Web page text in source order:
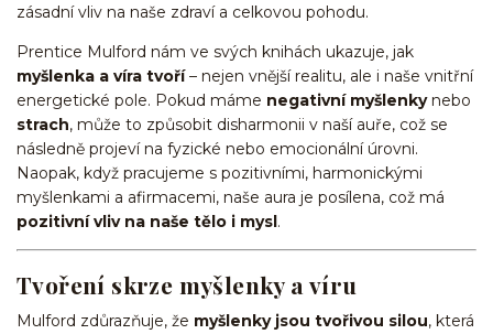
zásadní vliv na naše zdraví a celkovou pohodu.
Prentice Mulford nám ve svých knihách ukazuje, jak
myšlenka a víra tvoří– nejen vnější realitu, ale i naše vnitřní
energetické pole. Pokud máme negativní myšlenkynebo
strach, může to způsobit disharmonii v naší auře, což se
následně projeví na fyzické nebo emocionální úrovni.
Naopak, když pracujeme s pozitivními, harmonickými
myšlenkami a afirmacemi, naše aura je posílena, což má
pozitivní vliv na naše tělo i mysl.
Tvoření skrze myšlenky a víru
Mulford zdůrazňuje, že myšlenky jsou tvořivou silou, která